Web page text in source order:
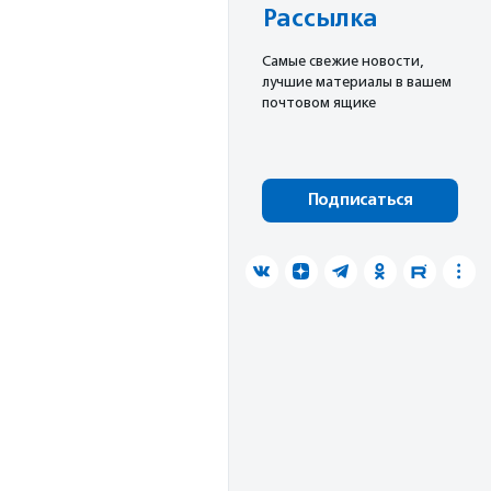
Рассылка
Cамые свежие новости,
лучшие материалы в вашем
почтовом ящике
Подписаться